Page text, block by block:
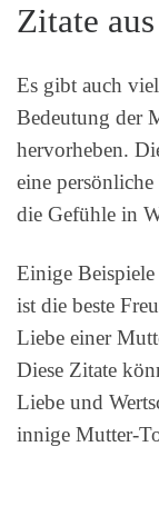
Zitate
Es gibt auch
Bedeutung der
hervorheben.
eine
die Gefühle in
Einige
ist die beste
Liebe einer
Diese Zitate
Liebe und
innige Mutter-